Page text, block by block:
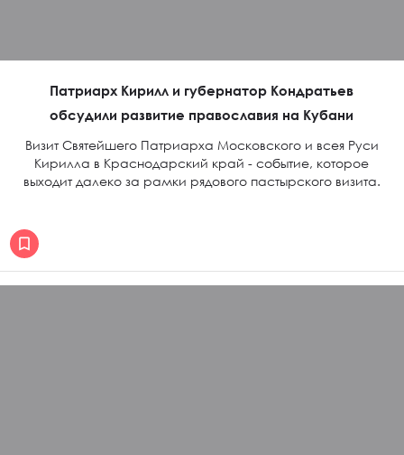
Патриарх Кирилл и губернатор Кондратьев
обсудили развитие православия на Кубани
Визит Святейшего Патриарха Московского и всея Руси
Кирилла в Краснодарский край - событие, которое
выходит далеко за рамки рядового пастырского визита.